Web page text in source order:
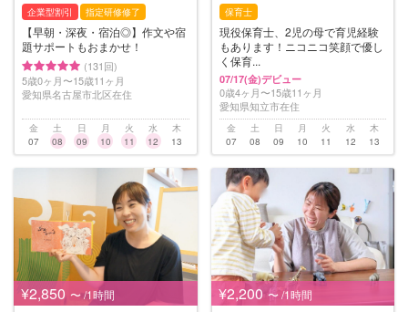
企業型割引 指定研修修了
【早朝・深夜・宿泊◎】作文や宿
題サポートもおまかせ！
(131回)
5歳0ヶ月〜15歳11ヶ月
愛知県名古屋市北区在住
金
07
土
08
日
09
月
10
火
11
水
12
木
13
保育士
現役保育士、2児の母で育児経験
もあります！ニコニコ笑顔で優し
く保育...
07/17(金)デビュー
0歳4ヶ月〜15歳11ヶ月
愛知県知立市在住
金
07
土
08
日
09
月
10
火
11
水
12
木
13
¥2,850 〜 /1時間 ¥2,200 〜 /1時間